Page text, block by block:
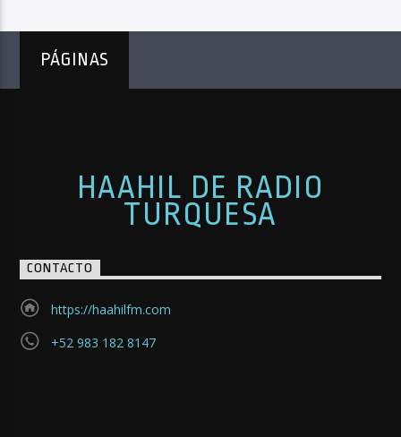
PÁGINAS
HAAHIL DE RADIO
TURQUESA
CONTACTO
https://haahilfm.com
+52 983 182 8147